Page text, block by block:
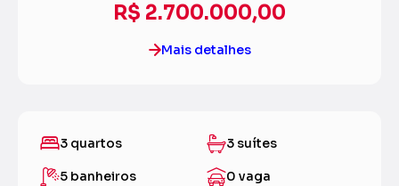
R$ 2.700.000,00
Mais detalhes
3 quartos 3 suítes
5 banheiros
0 vaga